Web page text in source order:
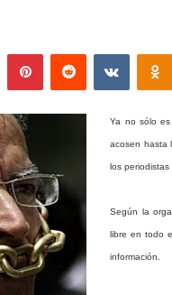
Tumblr PinterestReddit
Ya no sólo
acosen hasta
los periodistas
Según la
libre en todo
información.